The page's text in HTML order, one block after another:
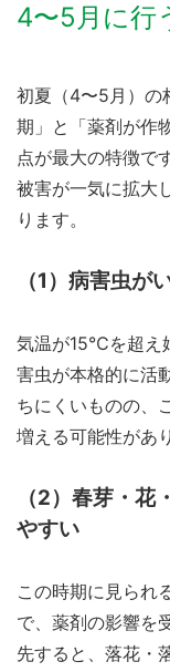
4〜5月に行
初夏（4〜5月）の
期」と「薬剤が作
点が最大の特徴で
被害が一気に拡大
ります。
（1）病害虫が
気温が15℃を超え
害虫が本格的に活
ちにくいものの、
増える可能性があ
（2）春芽・
やすい
この時期に見られ
で、薬剤の影響を
先すると、落花・